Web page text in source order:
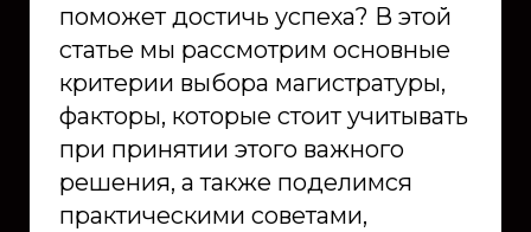
поможет достичь успеха? В этой
статье мы рассмотрим основные
критерии выбора магистратуры,
факторы, которые стоит учитывать
при принятии этого важного
решения, а также поделимся
практическими советами,